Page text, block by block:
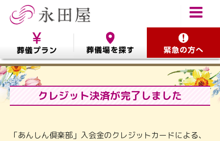
クレジット決済が完了しました
「あんしん倶楽部」入会金のクレジットカードによる、